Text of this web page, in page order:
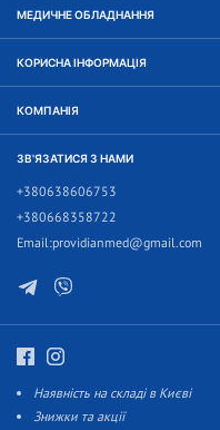
МЕДИЧНЕ ОБЛАДНАННЯ
КОРИСНА ІНФОРМАЦІЯ
КОМПАНІЯ
ЗВ'ЯЗАТИСЯ З НАМИ
+380638606753
+380668358722
Email:providianmed@gmail.com
Наявність на складі в Києві
Знижки та акції